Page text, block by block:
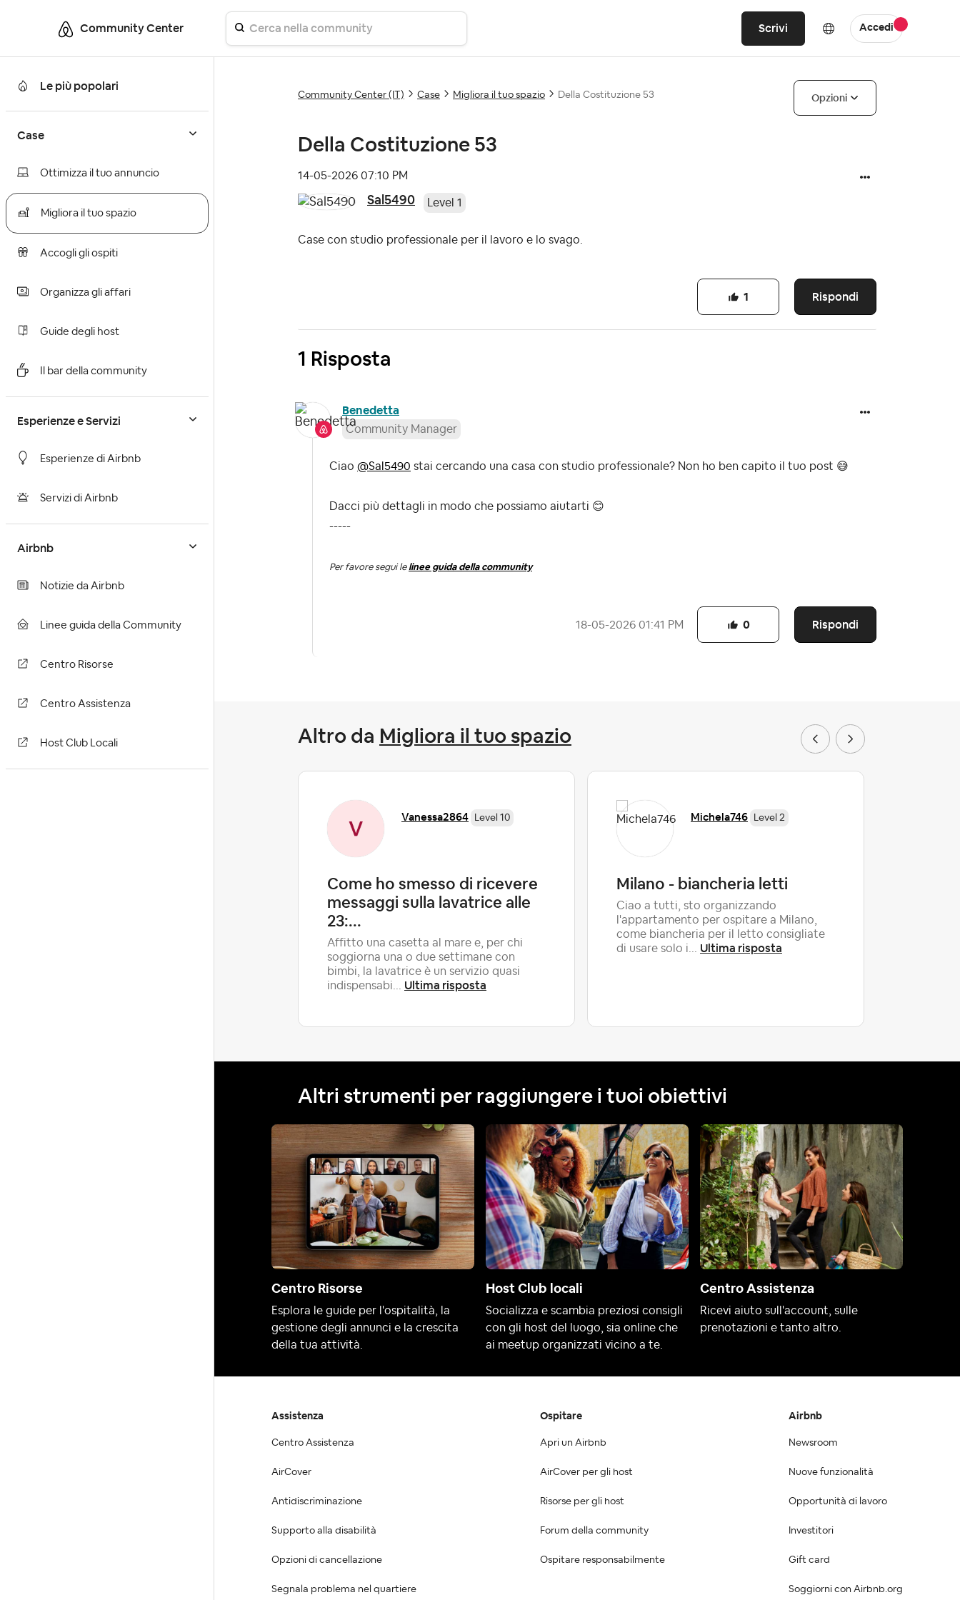
Community Center Scrivi Accedi
Le più popolari
Case
Ottimizza il tuo annuncio
Migliora il tuo spazio
Accogli gli ospiti
Organizza gli affari
Guide degli host
Il bar della community
Esperienze e Servizi
Esperienze di Airbnb
Servizi di Airbnb
Airbnb
Notizie da Airbnb
Linee guida della Community
Centro Risorse
Centro Assistenza
Host Club Locali
Community Center (IT) Case Migliora il tuo spazio Della Costituzione 53 Opzioni
Della Costituzione 53
‎14-05-2026 07:10 PM
Sal5490 Level 1
Case con studio professionale per il lavoro e lo svago.
Rispondi
1
1 Risposta
Benedetta
Community Manager
Ciao @Sal5490 stai cercando una casa con studio professionale? Non ho ben capito il tuo post 😅
Dacci più dettagli in modo che possiamo aiutarti 😊
-----
Per favore segui le linee guida della community
‎18-05-2026 01:41 PM Rispondi
0
Altro da Migliora il tuo spazio
Vanessa2864 Level 10
Come ho smesso di ricevere
messaggi sulla lavatrice alle
23:...
Affitto una casetta al mare e, per chi
soggiorna una o due settimane con
bimbi, la lavatrice è un servizio quasi
indispensabi... Ultima risposta
Michela746 Level 2
Milano - biancheria letti
Ciao a tutti, sto organizzando
l'appartamento per ospitare a Milano,
come biancheria per il letto consigliate
di usare solo i... Ultima risposta
Altri strumenti per raggiungere i tuoi obiettivi
Centro Risorse
Esplora le guide per l'ospitalità, la
gestione degli annunci e la crescita
della tua attività.
Host Club locali
Socializza e scambia preziosi consigli
con gli host del luogo, sia online che
ai meetup organizzati vicino a te.
Centro Assistenza
Ricevi aiuto sull'account, sulle
prenotazioni e tanto altro.
Assistenza
Centro Assistenza
AirCover
Antidiscriminazione
Supporto alla disabilità
Opzioni di cancellazione
Segnala problema nel quartiere
Ospitare
Apri un Airbnb
AirCover per gli host
Risorse per gli host
Forum della community
Ospitare responsabilmente
Airbnb
Newsroom
Nuove funzionalità
Opportunità di lavoro
Investitori
Gift card
Soggiorni con Airbnb.org